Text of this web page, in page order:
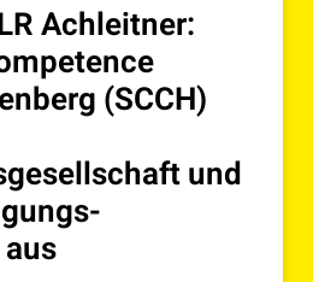
Achleitner:
(SCCH)
und